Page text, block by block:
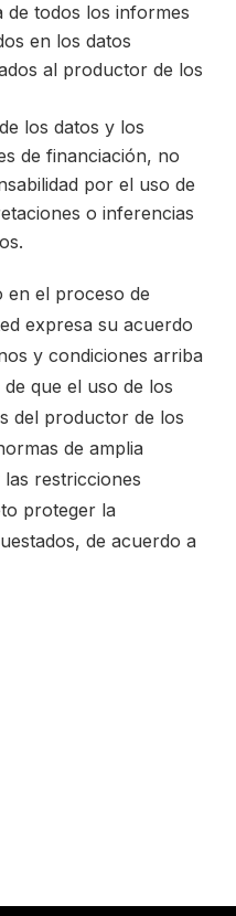
de todos los informes
en los datos
al productor de los
los datos y los
de financiación, no
por el uso de
o inferencias
en el proceso de
expresa su acuerdo
y condiciones arriba
que el uso de los
del productor de los
de amplia
restricciones
proteger la
de acuerdo a